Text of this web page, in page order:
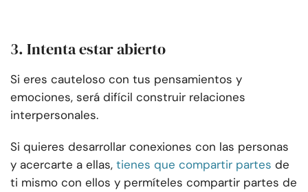
3. Intenta estar abierto
Si eres cauteloso con tus pensamientos y
emociones, será difícil construir relaciones
interpersonales.
Si quieres desarrollar conexiones con las personas
y acercarte a ellas, tienes que compartir partes de
ti mismo con ellos y permíteles compartir partes de